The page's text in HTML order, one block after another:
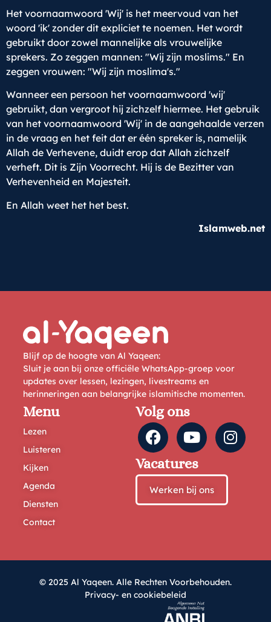
Het voornaamwoord 'Wij' is het meervoud van het
woord 'ik' zonder dit expliciet te noemen. Het wordt
gebruikt door zowel mannelijke als vrouwelijke
sprekers. Zo zeggen mannen: "Wij zijn moslims." En
zeggen vrouwen: "Wij zijn moslima's."
Wanneer een persoon het voornaamwoord 'wij'
gebruikt, dan vergroot hij zichzelf hiermee. Het gebruik
van het voornaamwoord 'Wij' in de aangehaalde verzen
in de vraag en het feit dat er één spreker is, namelijk
Allah de Verhevene, duidt erop dat Allah zichzelf
verheft. Dit is Zijn Voorrecht. Hij is de Bezitter van
Verhevenheid en Majesteit.
En Allah weet het het best.
Islamweb.net
Blijf op de hoogte van Al Yaqeen:
Sluit je aan bij onze officiële WhatsApp-groep voor
updates over lessen, lezingen, livestreams en
herinneringen aan belangrijke islamitische momenten.
Menu
Lezen
Luisteren
Kijken
Agenda
Diensten
Contact
Volg ons
Vacatures
Werken bij ons
© 2025 Al Yaqeen. Alle Rechten Voorbehouden.
Privacy- en cookiebeleid